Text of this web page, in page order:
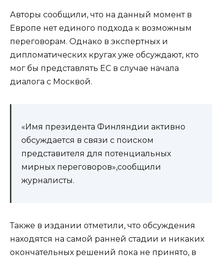
Авторы сообщили, что на данный момент в
Европе нет единого подхода к возможным
переговорам. Однако в экспертных и
дипломатических кругах уже обсуждают, кто
мог бы представлять ЕС в случае начала
диалога с Москвой.
«Имя президента Финляндии активно
обсуждается в связи с поиском
представителя для потенциальных
мирных переговоров»,сообщили
журналисты.
Также в издании отметили, что обсуждения
находятся на самой ранней стадии и никаких
окончательных решений пока не принято, в